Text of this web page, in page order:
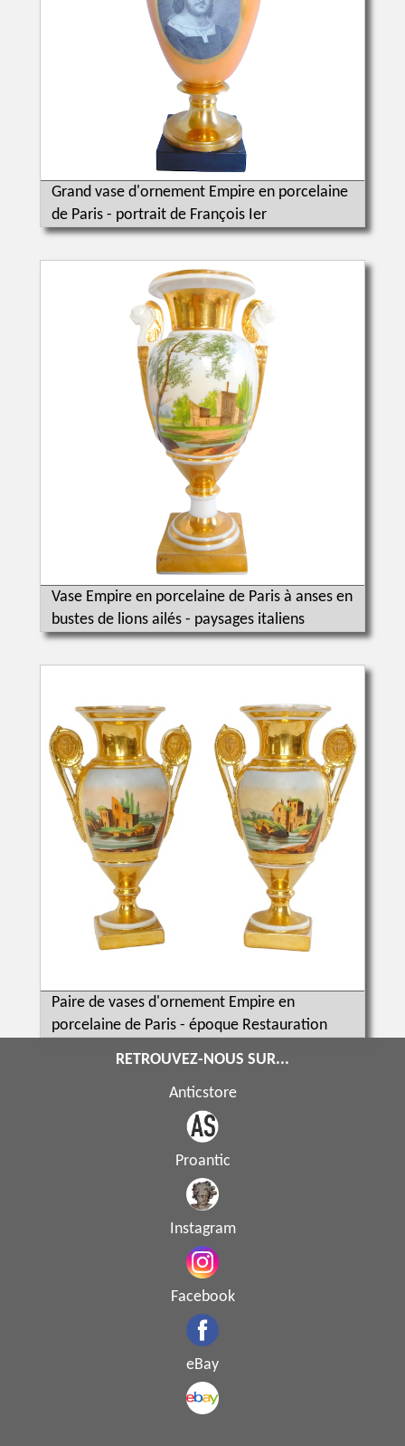
Grand vase d'ornement Empire en porcelaine
de Paris - portrait de François Ier
Vase Empire en porcelaine de Paris à anses en
bustes de lions ailés - paysages italiens
Paire de vases d'ornement Empire en
porcelaine de Paris - époque Restauration
RETROUVEZ-NOUS SUR...
Anticstore
Proantic
Instagram
Facebook
eBay